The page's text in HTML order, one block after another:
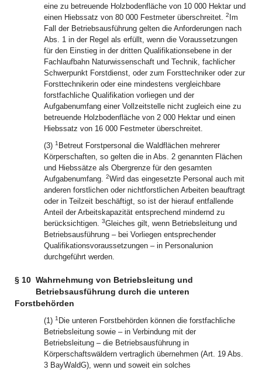
eine zu betreuende Holzbodenfläche von 10 000 Hektar und
einen Hiebssatz von 80 000 Festmeter überschreitet. 2 Im
Fall der Betriebsausführung gelten die Anforderungen nach
Abs. 1 in der Regel als erfüllt, wenn die Voraussetzungen
für den Einstieg in der dritten Qualifikationsebene in der
Fachlaufbahn Naturwissenschaft und Technik, fachlicher
Schwerpunkt Forstdienst, oder zum Forsttechniker oder zur
Forsttechnikerin oder eine mindestens vergleichbare
forstfachliche Qualifikation vorliegen und der
Aufgabenumfang einer Vollzeitstelle nicht zugleich eine zu
betreuende Holzbodenfläche von 2 000 Hektar und einen
Hiebssatz von 16 000 Festmeter überschreitet.
(3) 1 Betreut Forstpersonal die Waldflächen mehrerer
Körperschaften, so gelten die in Abs. 2 genannten Flächen
und Hiebssätze als Obergrenze für den gesamten
Aufgabenumfang. 2Wird das eingesetzte Personal auch mit
anderen forstlichen oder nichtforstlichen Arbeiten beauftragt
oder in Teilzeit beschäftigt, so ist der hierauf entfallende
Anteil der Arbeitskapazität entsprechend mindernd zu
berücksichtigen. 3Gleiches gilt, wenn Betriebsleitung und
Betriebsausführung – bei Vorliegen entsprechender
Qualifikationsvoraussetzungen – in Personalunion
durchgeführt werden.
§ 10 Wahrnehmung von Betriebsleitung und
Betriebsausführung durch die unteren
Forstbehörden
(1) 1 Die unteren Forstbehörden können die forstfachliche
Betriebsleitung sowie – in Verbindung mit der
Betriebsleitung – die Betriebsausführung in
Körperschaftswäldern vertraglich übernehmen (Art. 19 Abs.
3 BayWaldG), wenn und soweit ein solches